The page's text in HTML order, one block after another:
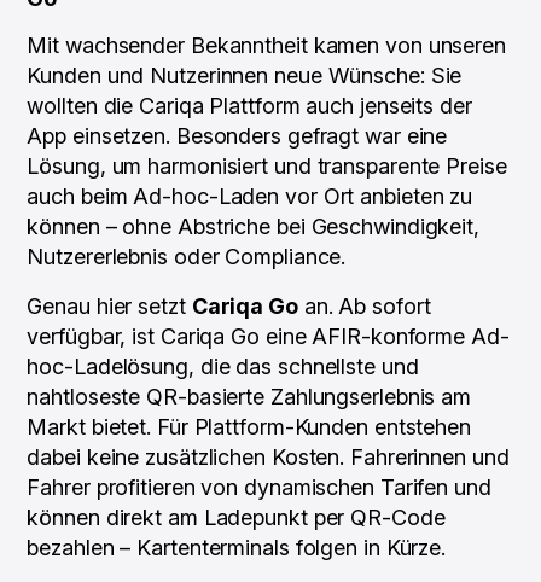
Mit wachsender Bekanntheit kamen von unseren
Kunden und Nutzerinnen neue Wünsche: Sie
wollten die Cariqa Plattform auch jenseits der
App einsetzen. Besonders gefragt war eine
Lösung, um harmonisiert und transparente Preise
auch beim Ad-hoc-Laden vor Ort anbieten zu
können – ohne Abstriche bei Geschwindigkeit,
Nutzererlebnis oder Compliance.
Genau hier setzt Cariqa Goan. Ab sofort
verfügbar, ist Cariqa Go eine AFIR-konforme Ad-
hoc-Ladelösung, die das schnellste und
nahtloseste QR-basierte Zahlungserlebnis am
Markt bietet. Für Plattform-Kunden entstehen
dabei keine zusätzlichen Kosten. Fahrerinnen und
Fahrer profitieren von dynamischen Tarifen und
können direkt am Ladepunkt per QR-Code
bezahlen – Kartenterminals folgen in Kürze.